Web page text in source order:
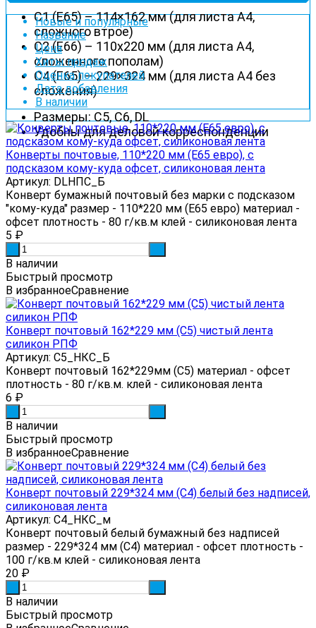
С1 (Е65) – 114×162 мм (для листа А4,
сложного втрое)
С2 (Е66) – 110х220 мм (для листа А4,
сложенного пополам)
С4 (Е65) – 229×324 мм (для листа А4 без
сложения)
Размеры: С5, С6, DL
Удобны для деловой корреспонденции
Новые и популярные
Название
Цена
Хиты продаж
Оценка покупателей
Дата добавления
В наличии
Конверты почтовые, 110*220 мм (Е65 евро), с
подсказом кому-куда офсет, силиконовая лента
Артикул: DLНПС_Б
Конверт бумажный почтовый без марки с подсказом
"кому-куда" размер - 110*220 мм (Е65 евро) материал -
офсет плотность - 80 г/кв.м клей - силиконовая лента
5 ₽
В наличии
Быстрый просмотр
В избранноеСравнение
Конверт почтовый 162*229 мм (С5) чистый лента
силикон РПФ
Артикул: С5_НКС_Б
Конверт почтовый 162*229мм (С5) материал - офсет
плотность - 80 г/кв.м. клей - силиконовая лента
6 ₽
В наличии
Быстрый просмотр
В избранноеСравнение
Конверт почтовый 229*324 мм (С4) белый без надписей,
силиконовая лента
Артикул: С4_НКС_м
Конверт почтовый белый бумажный без надписей
размер - 229*324 мм (С4) материал - офсет плотность -
100 г/кв.м клей - силиконовая лента
20 ₽
В наличии
Быстрый просмотр